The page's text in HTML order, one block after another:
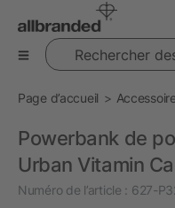
Rechercher des objets
Page d’accueil
Powerbank de
Urban Vitamin
Numéro de l’article : 627-